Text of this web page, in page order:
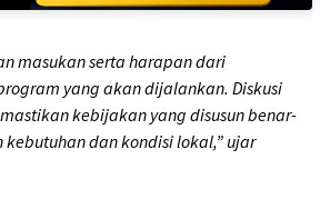
masukan serta harapan dari
yang akan dijalankan. Diskusi
kebijakan yang disusun benar-
kebutuhan dan kondisi lokal,” ujar